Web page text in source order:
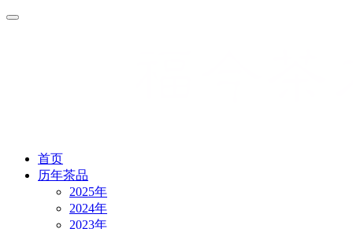
首页
历年茶品
2025年
2024年
2023年